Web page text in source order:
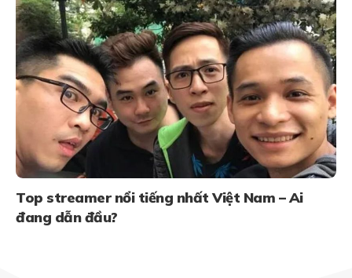
Top streamer nổi tiếng nhất Việt Nam – Ai
đang dẫn đầu?